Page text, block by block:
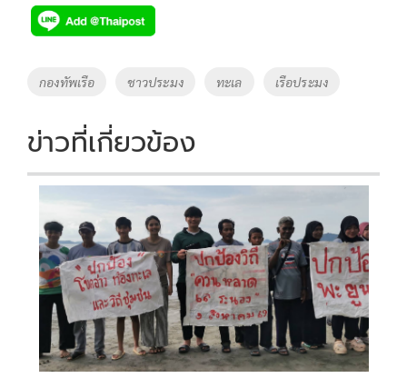
e
b
o
k
tt
er
p
y
Li
k
Tags
กองทัพเรือ ชาวประมง ทะเล เรือประมง
ข่าวที่เกี่ยวข้อง